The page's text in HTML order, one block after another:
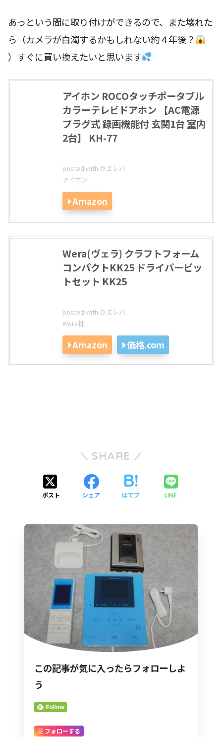
あっという間に取り付けができるので、また壊れた
ら（カメラが白濁するかもしれない約４年後？
）すぐに買い換えたいと思います
アイホン ROCOタッチポータブル
カラーテレビドアホン 【AC電源
プラグ式 録画機能付 玄関1台 室内
2台】 KH-77
posted with カエレバ
アイホン
Amazon
Wera(ヴェラ) クラフトフォーム
コンパクトKK25 ドライバービッ
トセット KK25
posted with カエレバ
Wera社
Amazon 価格.com
SHARE
ポスト シェア はてブ LINE
この記事が気に入ったらフォローしよ
う
フォローする